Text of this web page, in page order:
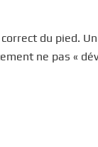
du pied.
ne pas «